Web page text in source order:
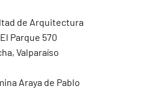
de Arquitectura
Parque 570
Valparaíso
Araya de Pablo